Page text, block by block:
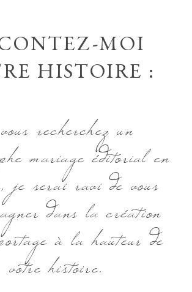
MOI
HISTOIRE :
recherchez un
mariage éditorial en
je serai ravi de vous
dans la création
à la hauteur de
votre histoire.